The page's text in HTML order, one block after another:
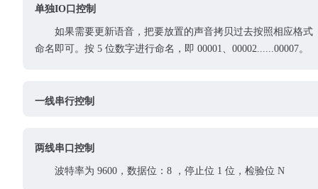
单独IO口控制
如果需要更新语音，把要放置的声音拷贝过去按照相应格式
命名即可。按 5 位数字进行命名，即 00001、00002......00007。
一线串行控制
两线串口控制
波特率为 9600，数据位：8 ，停止位 1 位，检验位 N